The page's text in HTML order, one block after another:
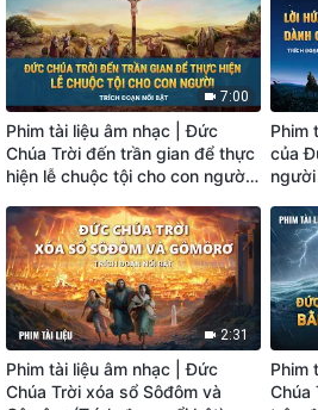
7:00
Phim tài liệu âm nhạc | Đức
Chúa Trời đến trần gian để thực
hiện lễ chuộc tội cho con người
Phim
của
2:31
Phim tài liệu âm nhạc | Đức
Chúa Trời xóa sổ Sôđôm và
Phim
Chúa